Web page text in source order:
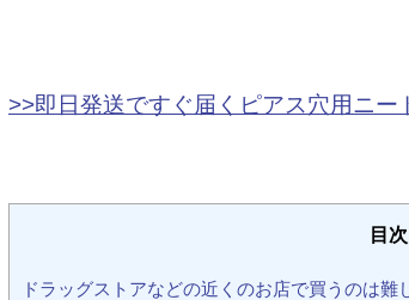
>>即日発送ですぐ届くピアス穴用ニー
目次
ドラッグストアなどの近くのお店で買うのは難